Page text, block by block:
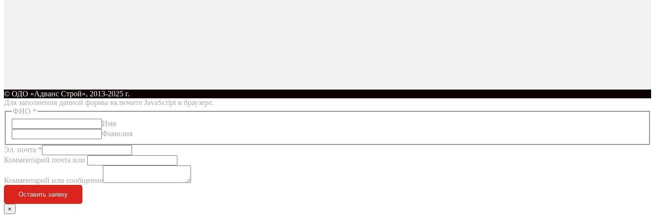
© ОДО «Адванс Строй», 2013-2025 г.
Для заполнения данной формы включите JavaScript в браузере.
ФИО *
Имя
Фамилия
Эл. почта *
Комментарий почта или
Комментарий или сообщение
Оставить заявку
×